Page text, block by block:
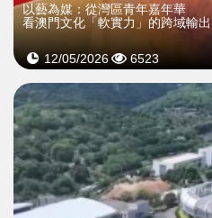
以藝為媒：從灣區青年嘉年華
看澳門文化「軟實力」的跨域輸出
12/05/2026 6523